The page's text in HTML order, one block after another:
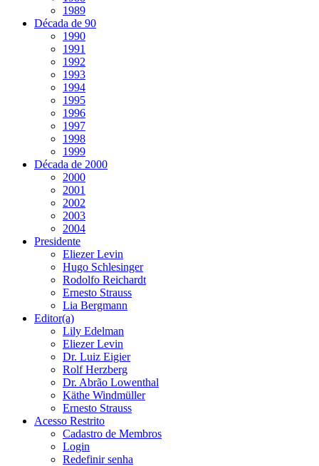
1989
Década de 90
1990
1991
1992
1993
1994
1995
1996
1997
1998
1999
Década de 2000
2000
2001
2002
2003
2004
Presidente
Eliezer Levin
Hugo Schlesinger
Rodolfo Reichardt
Ernesto Strauss
Lia Bergmann
Editor(a)
Lily Edelman
Eliezer Levin
Dr. Luiz Eigier
Rolf Herzberg
Dr. Abrão Lowenthal
Käthe Windmüller
Ernesto Strauss
Acesso Restrito
Cadastro de Membros
Login
Redefinir senha